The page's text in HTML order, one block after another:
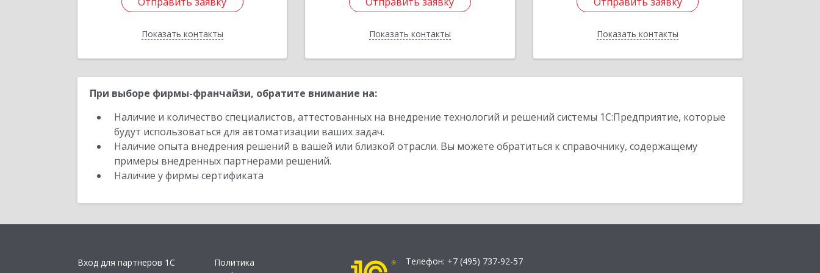
Показать контакты
Назад Показать контакты
Назад Показать контакты
Назад
При выборе фирмы-франчайзи, обратите внимание на:
Наличие и количество специалистов, аттестованных на внедрение технологий и решений системы 1С:Предприятие, которые
будут использоваться для автоматизации ваших задач.
Наличие опыта внедрения решений в вашей или близкой отрасли. Вы можете обратиться к справочнику, содержащему
примеры внедренных партнерами решений.
Наличие у фирмы сертификата
Вход для партнеров 1С
Политика
Телефон: +7 (495) 737-92-57